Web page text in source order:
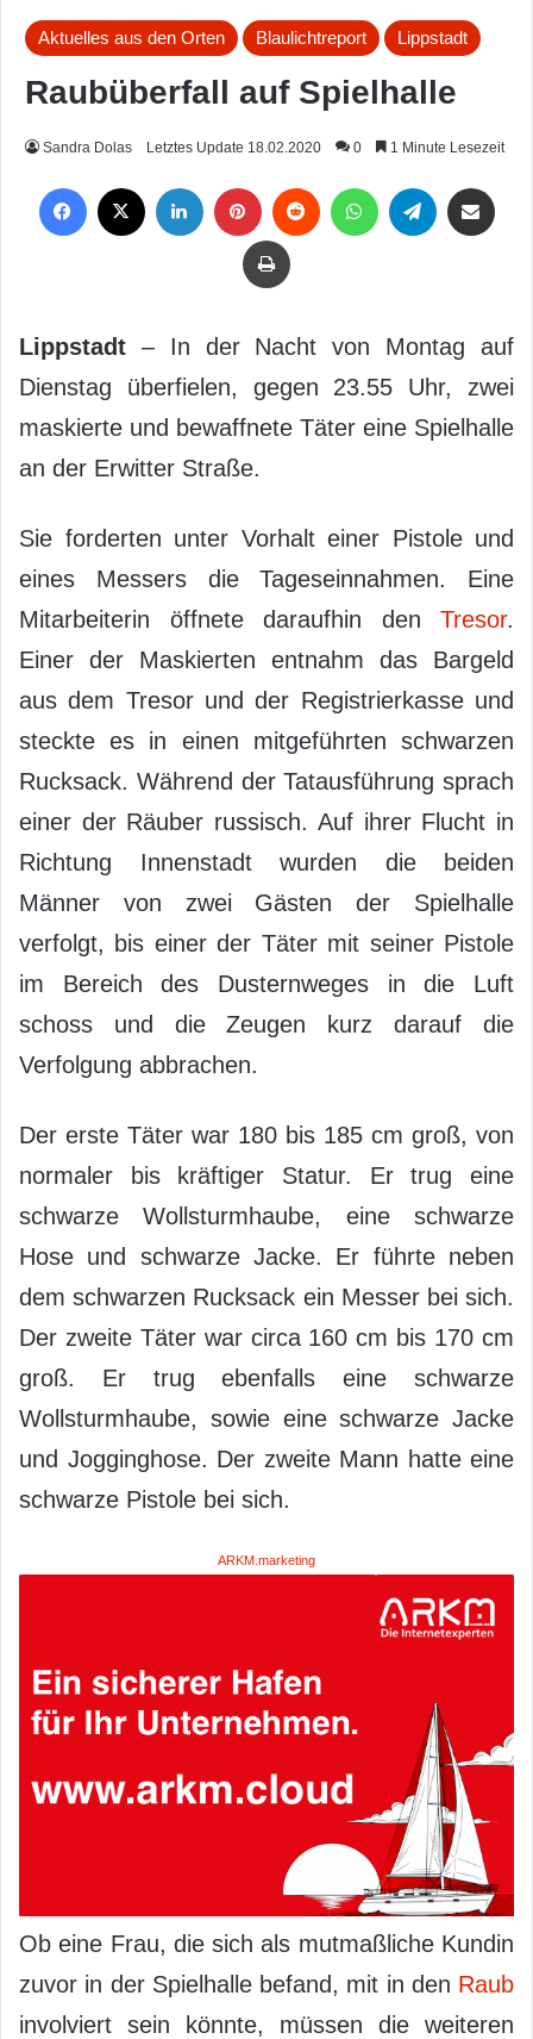
Aktuelles aus den Orten Blaulichtreport Lippstadt
Raubüberfall auf Spielhalle
Sandra Dolas Letztes Update 18.02.2020 0 1 Minute Lesezeit
Drucken
Lippstadt – In der Nacht von Montag auf
Dienstag überfielen, gegen 23.55 Uhr, zwei
maskierte und bewaffnete Täter eine Spielhalle
an der Erwitter Straße.
Sie forderten unter Vorhalt einer Pistole und
eines Messers die Tageseinnahmen. Eine
Mitarbeiterin öffnete daraufhin den Tresor.
Einer der Maskierten entnahm das Bargeld
aus dem Tresor und der Registrierkasse und
steckte es in einen mitgeführten schwarzen
Rucksack. Während der Tatausführung sprach
einer der Räuber russisch. Auf ihrer Flucht in
Richtung Innenstadt wurden die beiden
Männer von zwei Gästen der Spielhalle
verfolgt, bis einer der Täter mit seiner Pistole
im Bereich des Dusternweges in die Luft
schoss und die Zeugen kurz darauf die
Verfolgung abbrachen.
Der erste Täter war 180 bis 185 cm groß, von
normaler bis kräftiger Statur. Er trug eine
schwarze Wollsturmhaube, eine schwarze
Hose und schwarze Jacke. Er führte neben
dem schwarzen Rucksack ein Messer bei sich.
Der zweite Täter war circa 160 cm bis 170 cm
groß. Er trug ebenfalls eine schwarze
Wollsturmhaube, sowie eine schwarze Jacke
und Jogginghose. Der zweite Mann hatte eine
schwarze Pistole bei sich.
ARKM.marketing
Ob eine Frau, die sich als mutmaßliche Kundin
zuvor in der Spielhalle befand, mit in den Raub
involviert sein könnte, müssen die weiteren